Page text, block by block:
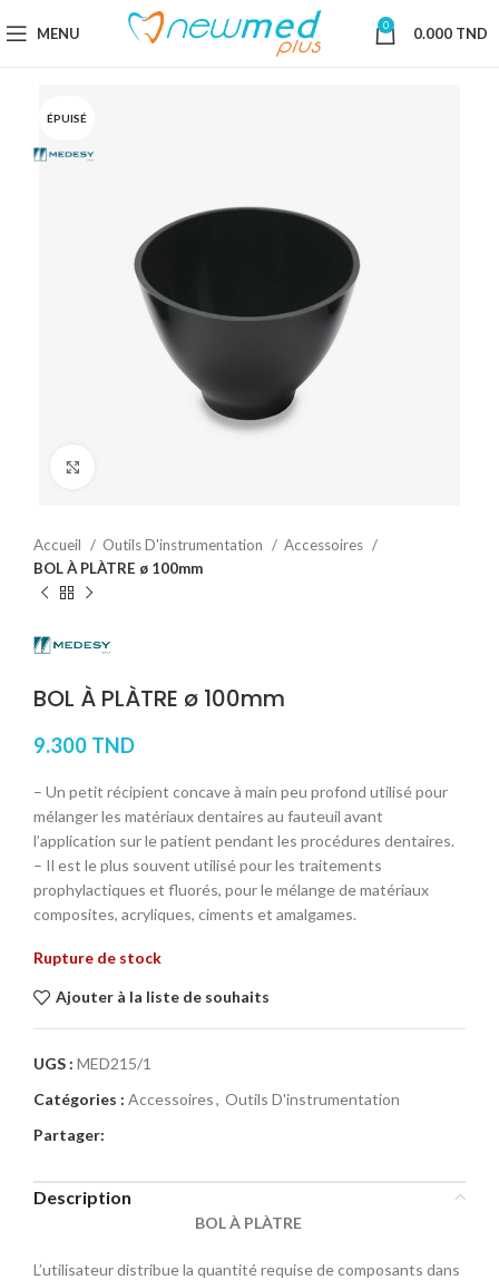
MENU 0 0.000 TND
ÉPUISÉ
Accueil Outils D'instrumentation
Accessoires
BOL À PLÀTRE ø 100mm
BOL À PLÀTRE ø 100mm
9.300 TND
– Un petit récipient concave à main peu profond utilisé pour
mélanger les matériaux dentaires au fauteuil avant
l’application sur le patient pendant les procédures dentaires.
– Il est le plus souvent utilisé pour les traitements
prophylactiques et fluorés, pour le mélange de matériaux
composites, acryliques, ciments et amalgames.
Rupture de stock
Ajouter à la liste de souhaits
UGS : MED215/1
Catégories : Accessoires, Outils D'instrumentation
Partager:
Description
BOL À PLÀTRE
L’utilisateur distribue la quantité requise de composants dans